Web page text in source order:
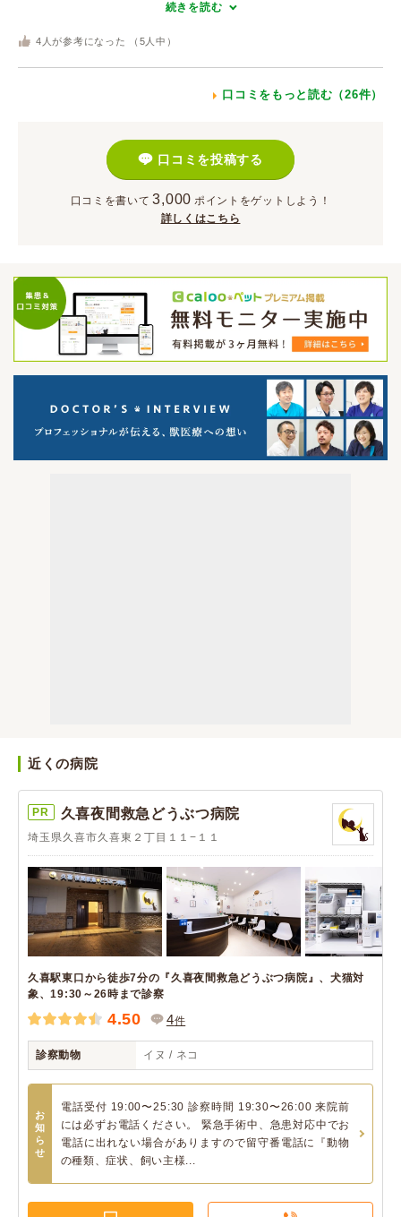
続きを読む
4 人が参考になった （ 5 人中）
口コミをもっと読む（26件）
口コミを投稿する
口コミを書いて 3,000 ポイント をゲットしよう！
詳しくはこちら
近くの病院
PR 久喜夜間救急どうぶつ病院
埼玉県久喜市久喜東２丁目１１−１１
久喜駅東口から徒歩7分の『久喜夜間救急どうぶつ病院』、犬猫対
象、19:30～26時まで診察
4.50 4件
診察動物 イヌ / ネコ
お
知
ら
せ
電話受付 19:00〜25:30 診察時間 19:30〜26:00 来院前
には必ずお電話ください。 緊急手術中、急患対応中でお
電話に出れない場合がありますので留守番電話に『動物
の種類、症状、飼い主様...